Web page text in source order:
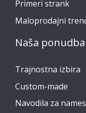
Primeri strank
Maloprodajni
Naša ponudba
Trajnostna izbira
Custom-made
Navodila za